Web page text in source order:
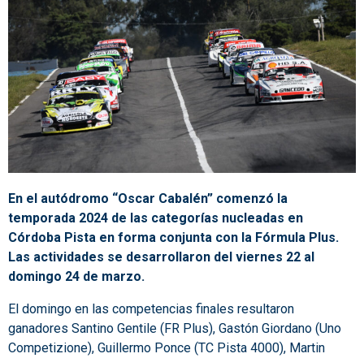
En el autódromo “Oscar Cabalén” comenzó la
temporada 2024 de las categorías nucleadas en
Córdoba Pista en forma conjunta con la Fórmula Plus.
Las actividades se desarrollaron del viernes 22 al
domingo 24 de marzo.
El domingo en las competencias finales resultaron
ganadores Santino Gentile (FR Plus), Gastón Giordano (Uno
Competizione), Guillermo Ponce (TC Pista 4000), Martin